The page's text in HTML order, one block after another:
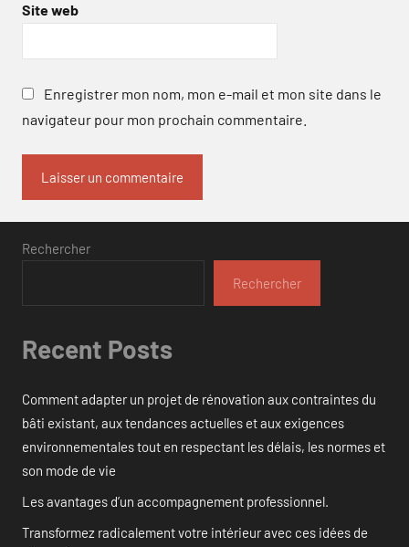
Site web
Enregistrer mon nom, mon e-mail et mon site dans le
navigateur pour mon prochain commentaire.
Rechercher
Rechercher
Recent Posts
Comment adapter un projet de rénovation aux contraintes du
bâti existant, aux tendances actuelles et aux exigences
environnementales tout en respectant les délais, les normes et
son mode de vie
Les avantages d’un accompagnement professionnel.
Transformez radicalement votre intérieur avec ces idées de